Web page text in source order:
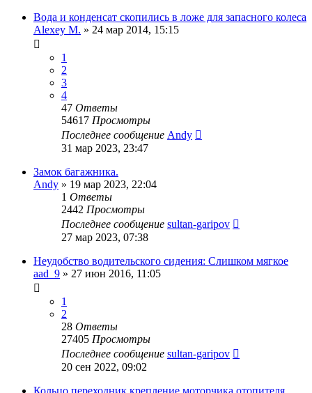
Вода и конденсат скопились в ложе для запасного колеса
Alexey M. » 24 мар 2014, 15:15
1
2
3
4
47 Ответы
54617 Просмотры
Последнее сообщение Andy
31 мар 2023, 23:47
Замок багажника.
Andy » 19 мар 2023, 22:04
1 Ответы
2442 Просмотры
Последнее сообщение sultan-garipov
27 мар 2023, 07:38
Неудобство водительского сидения: Слишком мягкое
aad_9 » 27 июн 2016, 11:05
1
2
28 Ответы
27405 Просмотры
Последнее сообщение sultan-garipov
20 сен 2022, 09:02
Кольцо переходник крепление моторчика отопителя